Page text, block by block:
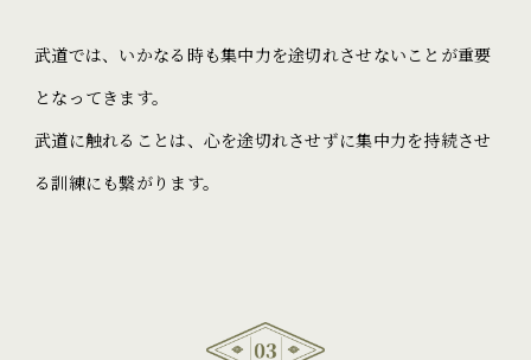
武道では、いかなる時も集中力を途切れさせないことが重要
となってきます。
武道に触れることは、心を途切れさせずに集中力を持続させ
る訓練にも繋がります。